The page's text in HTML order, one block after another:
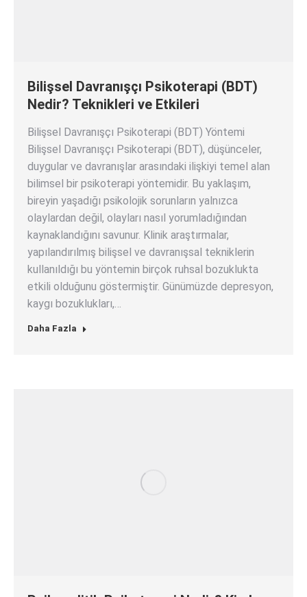
Bilişsel Davranışçı Psikoterapi (BDT)
Nedir? Teknikleri ve Etkileri
Bilişsel Davranışçı Psikoterapi (BDT) Yöntemi
Bilişsel Davranışçı Psikoterapi (BDT), düşünceler,
duygular ve davranışlar arasındaki ilişkiyi temel alan
bilimsel bir psikoterapi yöntemidir. Bu yaklaşım,
bireyin yaşadığı psikolojik sorunların yalnızca
olaylardan değil, olayları nasıl yorumladığından
kaynaklandığını savunur. Klinik araştırmalar,
yapılandırılmış bilişsel ve davranışsal tekniklerin
kullanıldığı bu yöntemin birçok ruhsal bozuklukta
etkili olduğunu göstermiştir. Günümüzde depresyon,
kaygı bozuklukları,…
Daha Fazla